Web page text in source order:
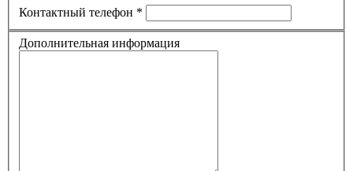
Контактный телефон *
Дополнительная информация